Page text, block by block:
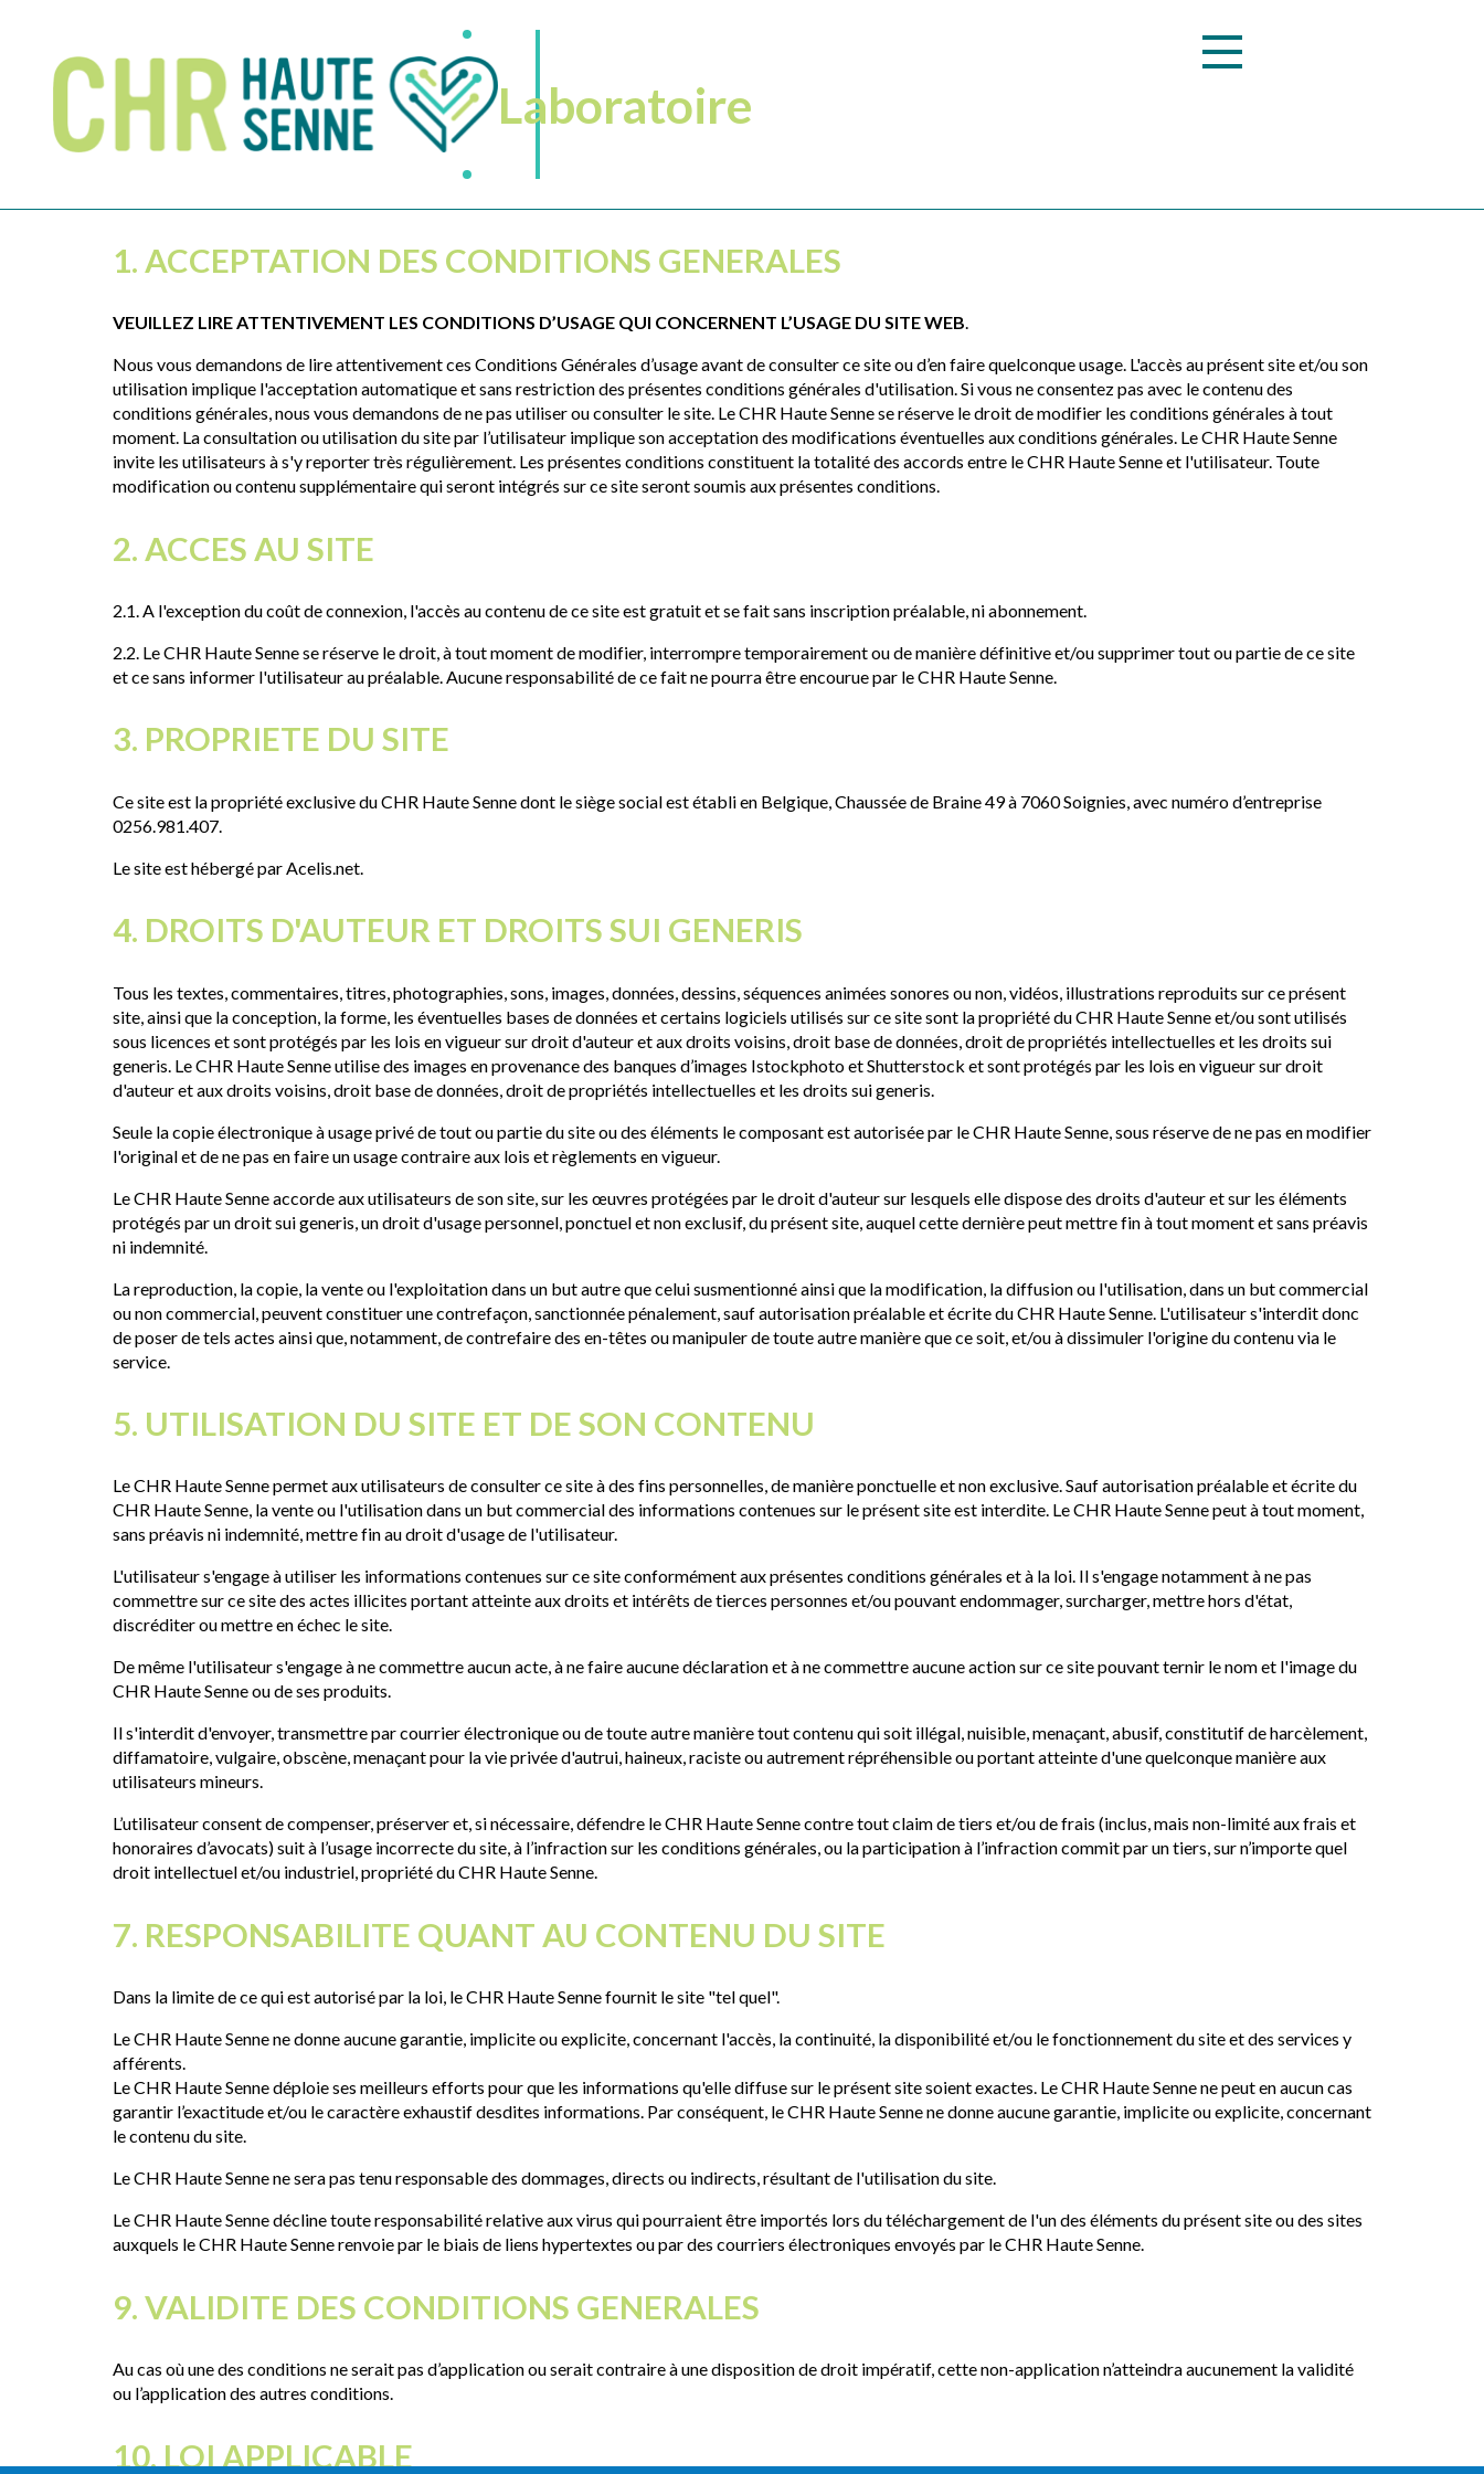
contenu
principal
Laboratoire
1. ACCEPTATION DES CONDITIONS GENERALES
VEUILLEZ LIRE ATTENTIVEMENT LES CONDITIONS D’USAGE QUI CONCERNENT L’USAGE DU SITE WEB.
Nous vous demandons de lire attentivement ces Conditions Générales d’usage avant de consulter ce site ou d’en faire quelconque usage. L'accès au présent site et/ou son
utilisation implique l'acceptation automatique et sans restriction des présentes conditions générales d'utilisation. Si vous ne consentez pas avec le contenu des
conditions générales, nous vous demandons de ne pas utiliser ou consulter le site. Le CHR Haute Senne se réserve le droit de modifier les conditions générales à tout
moment. La consultation ou utilisation du site par l’utilisateur implique son acceptation des modifications éventuelles aux conditions générales. Le CHR Haute Senne
invite les utilisateurs à s'y reporter très régulièrement. Les présentes conditions constituent la totalité des accords entre le CHR Haute Senne et l'utilisateur. Toute
modification ou contenu supplémentaire qui seront intégrés sur ce site seront soumis aux présentes conditions.
2. ACCES AU SITE
2.1. A l'exception du coût de connexion, l'accès au contenu de ce site est gratuit et se fait sans inscription préalable, ni abonnement.
2.2. Le CHR Haute Senne se réserve le droit, à tout moment de modifier, interrompre temporairement ou de manière définitive et/ou supprimer tout ou partie de ce site
et ce sans informer l'utilisateur au préalable. Aucune responsabilité de ce fait ne pourra être encourue par le CHR Haute Senne.
3. PROPRIETE DU SITE
Ce site est la propriété exclusive du CHR Haute Senne dont le siège social est établi en Belgique, Chaussée de Braine 49 à 7060 Soignies, avec numéro d’entreprise
0256.981.407.
Le site est hébergé par Acelis.net.
4. DROITS D'AUTEUR ET DROITS SUI GENERIS
Tous les textes, commentaires, titres, photographies, sons, images, données, dessins, séquences animées sonores ou non, vidéos, illustrations reproduits sur ce présent
site, ainsi que la conception, la forme, les éventuelles bases de données et certains logiciels utilisés sur ce site sont la propriété du CHR Haute Senne et/ou sont utilisés
sous licences et sont protégés par les lois en vigueur sur droit d'auteur et aux droits voisins, droit base de données, droit de propriétés intellectuelles et les droits sui
generis. Le CHR Haute Senne utilise des images en provenance des banques d’images Istockphoto et Shutterstock et sont protégés par les lois en vigueur sur droit
d'auteur et aux droits voisins, droit base de données, droit de propriétés intellectuelles et les droits sui generis.
Seule la copie électronique à usage privé de tout ou partie du site ou des éléments le composant est autorisée par le CHR Haute Senne, sous réserve de ne pas en modifier
l'original et de ne pas en faire un usage contraire aux lois et règlements en vigueur.
Le CHR Haute Senne accorde aux utilisateurs de son site, sur les œuvres protégées par le droit d'auteur sur lesquels elle dispose des droits d'auteur et sur les éléments
protégés par un droit sui generis, un droit d'usage personnel, ponctuel et non exclusif, du présent site, auquel cette dernière peut mettre fin à tout moment et sans préavis
ni indemnité.
La reproduction, la copie, la vente ou l'exploitation dans un but autre que celui susmentionné ainsi que la modification, la diffusion ou l'utilisation, dans un but commercial
ou non commercial, peuvent constituer une contrefaçon, sanctionnée pénalement, sauf autorisation préalable et écrite du CHR Haute Senne. L'utilisateur s'interdit donc
de poser de tels actes ainsi que, notamment, de contrefaire des en-têtes ou manipuler de toute autre manière que ce soit, et/ou à dissimuler l'origine du contenu via le
service.
5. UTILISATION DU SITE ET DE SON CONTENU
Le CHR Haute Senne permet aux utilisateurs de consulter ce site à des fins personnelles, de manière ponctuelle et non exclusive. Sauf autorisation préalable et écrite du
CHR Haute Senne, la vente ou l'utilisation dans un but commercial des informations contenues sur le présent site est interdite. Le CHR Haute Senne peut à tout moment,
sans préavis ni indemnité, mettre fin au droit d'usage de l'utilisateur.
L'utilisateur s'engage à utiliser les informations contenues sur ce site conformément aux présentes conditions générales et à la loi. Il s'engage notamment à ne pas
commettre sur ce site des actes illicites portant atteinte aux droits et intérêts de tierces personnes et/ou pouvant endommager, surcharger, mettre hors d'état,
discréditer ou mettre en échec le site.
De même l'utilisateur s'engage à ne commettre aucun acte, à ne faire aucune déclaration et à ne commettre aucune action sur ce site pouvant ternir le nom et l'image du
CHR Haute Senne ou de ses produits.
Il s'interdit d'envoyer, transmettre par courrier électronique ou de toute autre manière tout contenu qui soit illégal, nuisible, menaçant, abusif, constitutif de harcèlement,
diffamatoire, vulgaire, obscène, menaçant pour la vie privée d'autrui, haineux, raciste ou autrement répréhensible ou portant atteinte d'une quelconque manière aux
utilisateurs mineurs.
L’utilisateur consent de compenser, préserver et, si nécessaire, défendre le CHR Haute Senne contre tout claim de tiers et/ou de frais (inclus, mais non-limité aux frais et
honoraires d’avocats) suit à l’usage incorrecte du site, à l’infraction sur les conditions générales, ou la participation à l’infraction commit par un tiers, sur n’importe quel
droit intellectuel et/ou industriel, propriété du CHR Haute Senne.
7. RESPONSABILITE QUANT AU CONTENU DU SITE
Dans la limite de ce qui est autorisé par la loi, le CHR Haute Senne fournit le site "tel quel".
Le CHR Haute Senne ne donne aucune garantie, implicite ou explicite, concernant l'accès, la continuité, la disponibilité et/ou le fonctionnement du site et des services y
afférents.
Le CHR Haute Senne déploie ses meilleurs efforts pour que les informations qu'elle diffuse sur le présent site soient exactes. Le CHR Haute Senne ne peut en aucun cas
garantir l’exactitude et/ou le caractère exhaustif desdites informations. Par conséquent, le CHR Haute Senne ne donne aucune garantie, implicite ou explicite, concernant
le contenu du site.
Le CHR Haute Senne ne sera pas tenu responsable des dommages, directs ou indirects, résultant de l'utilisation du site.
Le CHR Haute Senne décline toute responsabilité relative aux virus qui pourraient être importés lors du téléchargement de l'un des éléments du présent site ou des sites
auxquels le CHR Haute Senne renvoie par le biais de liens hypertextes ou par des courriers électroniques envoyés par le CHR Haute Senne.
9. VALIDITE DES CONDITIONS GENERALES
Au cas où une des conditions ne serait pas d’application ou serait contraire à une disposition de droit impératif, cette non-application n’atteindra aucunement la validité
ou l’application des autres conditions.
10. LOI APPLICABLE